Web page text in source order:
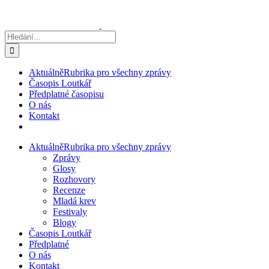
obsah
Hledat:
AktuálněRubrika pro všechny zprávy
Časopis Loutkář
Předplatné časopisu
O nás
Kontakt
AktuálněRubrika pro všechny zprávy
Zprávy
Glosy
Rozhovory
Recenze
Mladá krev
Festivaly
Blogy
Časopis Loutkář
Předplatné
O nás
Kontakt